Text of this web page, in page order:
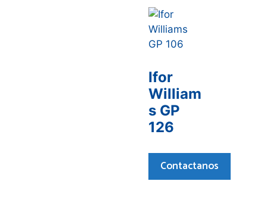
Ifor
William
s GP
126
Contactanos